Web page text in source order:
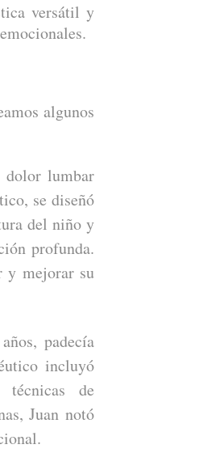
versátil y
algunos
dolor lumbar
se diseñó
del niño y
profunda.
y mejorar su
padecía
incluyó
técnicas de
Juan notó